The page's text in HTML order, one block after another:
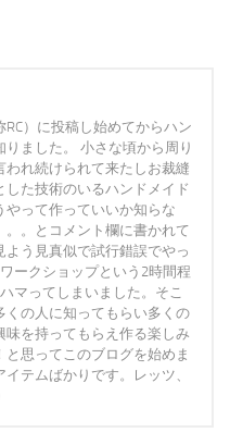
）に投稿し始めてからハン
りました。 小さな頃から周り
われ続けられて来たしお裁縫
た技術のいるハンドメイド
やって作っていいか知らな
。。とコメント欄に書かれて
よう見真似で試行錯誤でやっ
ークショップという2時間程
マってしまいました。そこ
くの人に知ってもらい多くの
味を持ってもらえ作る楽しみ
と思ってこのブログを始めま
テムばかりです。レッツ、